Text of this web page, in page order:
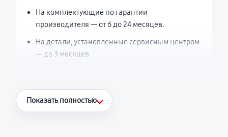
На комплектующие по гарантии
производителя — от 6 до 24 месяцев.
На детали, установленные сервисным центром
— до 3 месяцев.
Что считается гарантийным случаем
Показать полностью